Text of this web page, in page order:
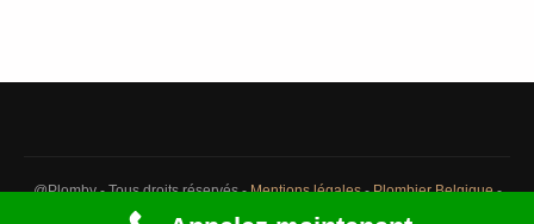
@Plomby - Tous droits réservés -Mentions légales-Plombier Belgique-
Débouchage Belgique